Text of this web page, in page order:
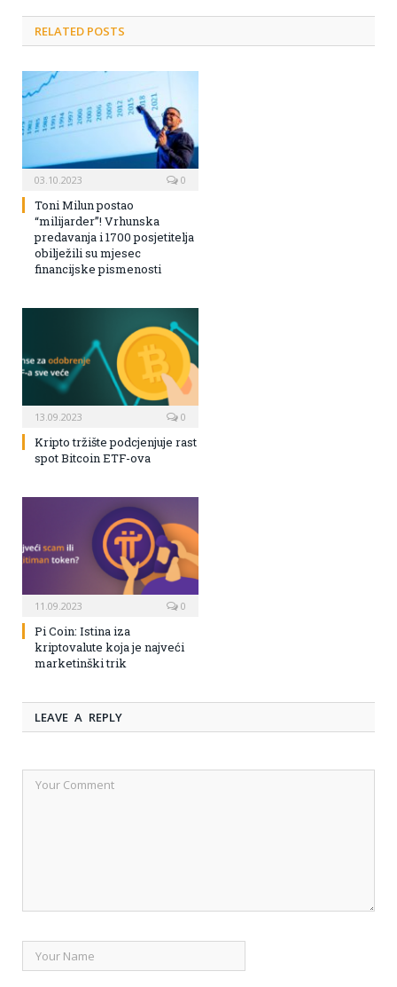
RELATED POSTS
03.10.2023 0
Toni Milun postao
“milijarder”! Vrhunska
predavanja i 1700 posjetitelja
obilježili su mjesec
financijske pismenosti
13.09.2023 0
Kripto tržište podcjenjuje rast
spot Bitcoin ETF-ova
11.09.2023 0
Pi Coin: Istina iza
kriptovalute koja je najveći
marketinški trik
LEAVE A REPLY